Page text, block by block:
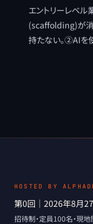
エントリーレベ
(scaffolding)が消
持たない。②AIを
HOSTED BY
第0回 ｜ 2026年8月27
招待制・定員100名・現